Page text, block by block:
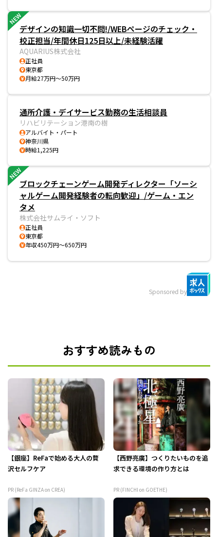
NEW
デザインの知識一切不問!/WEBページのチェック・
校正担当/年間休日125日以上/未経験活躍
AQUARIUS株式会社
正社員
東京都
月給27万円～50万円
通所介護・デイサービス勤務の生活相談員
リハビリテーション港南の樹
アルバイト・パート
神奈川県
時給1,225円
NEW
ブロックチェーンゲーム開発ディレクター「ソーシ
ャルゲーム開発経験者の転向歓迎」/ゲーム・エン
タメ
株式会社サムライ・ソフト
正社員
東京都
年収450万円～650万円
Sponsored by
おすすめ読みもの
【銀座】ReFaで始める大人の贅
沢セルフケア
PR (ReFa GINZA on CREA)
【西野亮廣】つくりたいものを追
求できる環境の作り方とは
PR (FINCHI on GOETHE)